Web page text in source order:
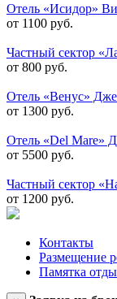
Отель «Исидор»
от 1100 руб.
Частный сектор
от 800 руб.
Отель «Венус»
от 1300 руб.
Отель «Del Mare»
от 5500 руб.
Частный сектор
от 1200 руб.
Контакты
Размещение
Памятка